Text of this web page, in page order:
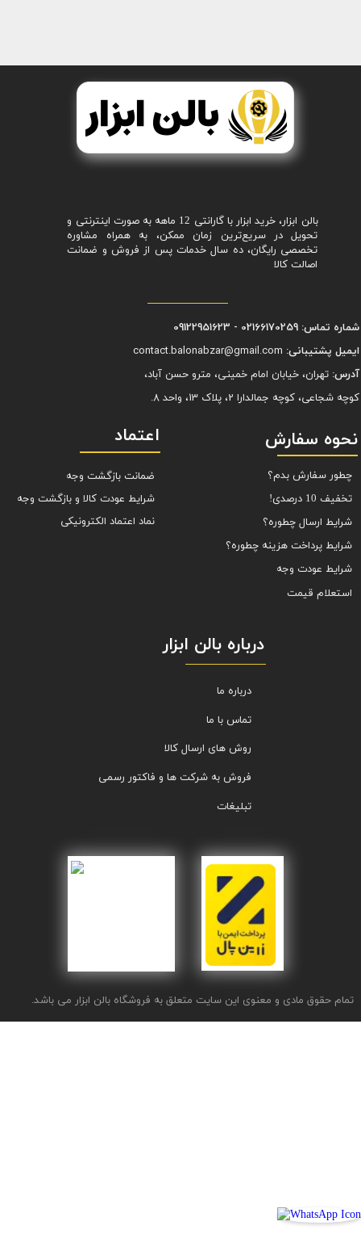
بالن ابزار، خرید ابزار با گارانتی 12 ماهه به صورت اینترنتی و
تحویل در سریع‌ترین زمان ممکن، به همراه مشاوره
تخصصی رایگان، ده سال خدمات پس از فروش و ضمانت
اصالت کالا
شماره تماس: 02166170259 - 09122951623
ایمیل پشتیبانی:
آدرس: تهران، خیابان امام خمینی، مترو حسن آباد،
کوچه شجاعی، کوچه جمالدارا 2، پلاک 13، واحد 8.
نحوه سفارش
چطور سفارش بدم؟
تخفیف 10 درصدی!
شرایط ارسال چطوره؟
شرایط پرداخت هزینه چطوره؟
شرایط عودت وجه
استعلام قیمت
تمام حقوق مادی و معنوی این سایت متعلق به فروشگاه بالن ابزار می باشد.
اعتماد
ضمانت بازگشت وجه
شرایط عودت کالا و بازگشت وجه
نماد اعتماد الکترونیکی
درباره بالن ابزار
درباره ما
تماس با ما
روش های ارسال کالا
فروش به شرکت ها و فاکتور رسمی
تبلیغات